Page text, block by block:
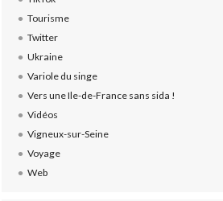
Tourisme
Twitter
Ukraine
Variole du singe
Vers une Ile-de-France sans sida !
Vidéos
Vigneux-sur-Seine
Voyage
Web